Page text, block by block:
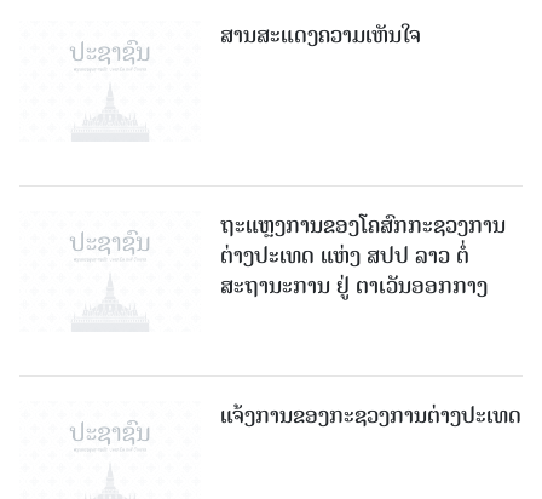
ສານສະແດງຄວາມເຫັນໃຈ
ຖະແຫຼງການຂອງໂຄສົກກະຊວງການ
ຕ່າງປະເທດ ແຫ່ງ ສປປ ລາວ ຕໍ່
ສະຖານະການ ຢູ່ ຕາເວັນອອກກາງ
ແຈ້ງການຂອງກະຊວງການຕ່າງປະເທດ